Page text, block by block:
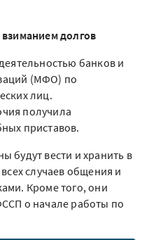
долгов
банков и
(МФО) по
лиц.
получила
приставов.
будут вести и хранить в
случаев общения и
Кроме того, они
о начале работы по